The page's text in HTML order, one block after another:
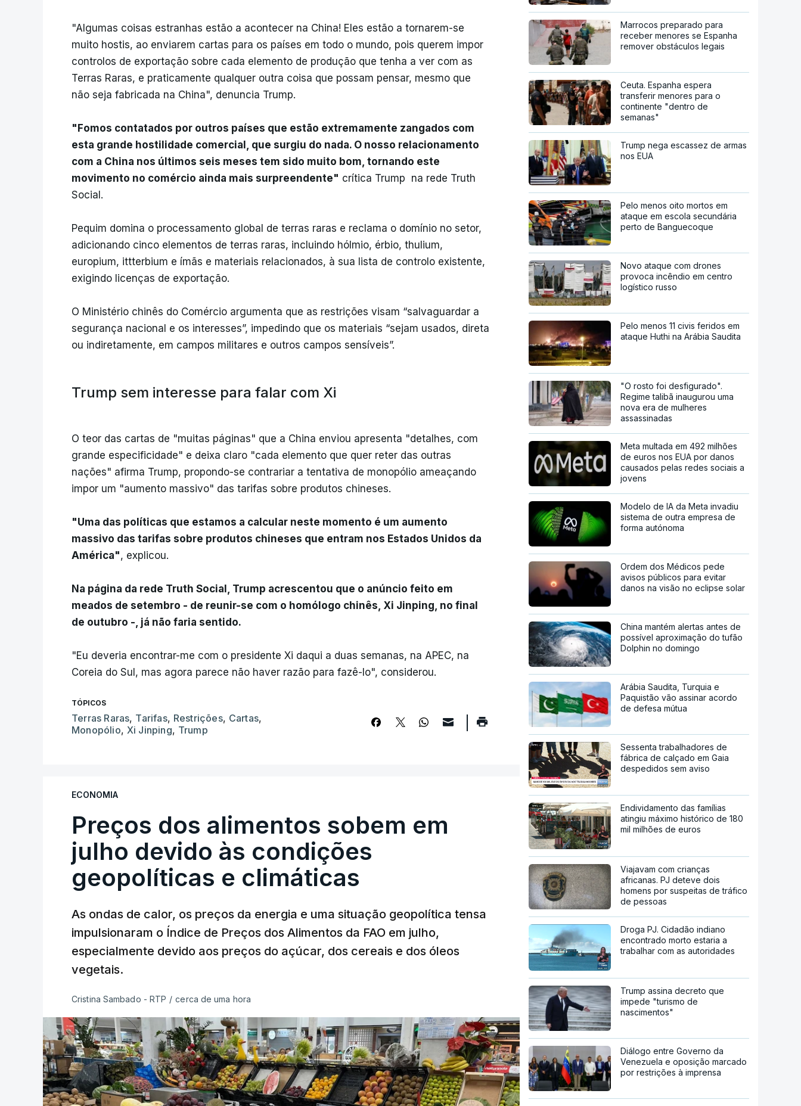
"Algumas coisas estranhas estão a acontecer na China! Eles estão a tornarem-se
muito hostis, ao enviarem cartas para os países em todo o mundo, pois querem impor
controlos de exportação sobre cada elemento de produção que tenha a ver com as
Terras Raras, e praticamente qualquer outra coisa que possam pensar, mesmo que
não seja fabricada na China", denuncia Trump.
"Fomos contatados por outros países que estão extremamente zangados com
esta grande hostilidade comercial, que surgiu do nada. O nosso relacionamento
com a China nos últimos seis meses tem sido muito bom, tornando este
movimento no comércio ainda mais surpreendente" crítica Trump na rede Truth
Social.
Pequim domina o processamento global de terras raras e reclama o domínio no setor,
adicionando cinco elementos de terras raras, incluindo hólmio, érbio, thulium,
europium, ittterbium e ímãs e materiais relacionados, à sua lista de controlo existente,
exigindo licenças de exportação.
O Ministério chinês do Comércio argumenta que as restrições visam “salvaguardar a
segurança nacional e os interesses”, impedindo que os materiais “sejam usados, direta
ou indiretamente, em campos militares e outros campos sensíveis”.
Trump sem interesse para falar com Xi
O teor das cartas de "muitas páginas" que a China enviou apresenta "detalhes, com
grande especificidade" e deixa claro "cada elemento que quer reter das outras
nações" afirma Trump, propondo-se contrariar a tentativa de monopólio ameaçando
impor um "aumento massivo" das tarifas sobre produtos chineses.
"Uma das políticas que estamos a calcular neste momento é um aumento
massivo das tarifas sobre produtos chineses que entram nos Estados Unidos da
América", explicou.
Na página da rede Truth Social, Trump acrescentou que o anúncio feito em
meados de setembro - de reunir-se com o homólogo chinês, Xi Jinping, no final
de outubro -, já não faria sentido.
"Eu deveria encontrar-me com o presidente Xi daqui a duas semanas, na APEC, na
Coreia do Sul, mas agora parece não haver razão para fazê-lo", considerou.
TÓPICOS
Terras Raras, Tarifas, Restrições, Cartas,
Monopólio, Xi Jinping, Trump
ECONOMIA
Preços dos alimentos sobem em
julho devido às condições
geopolíticas e climáticas
As ondas de calor, os preços da energia e uma situação geopolítica tensa
impulsionaram o Índice de Preços dos Alimentos da FAO em julho,
especialmente devido aos preços do açúcar, dos cereais e dos óleos
vegetais.
Cristina Sambado - RTP / cerca de uma hora
Marrocos preparado para
receber menores se Espanha
remover obstáculos legais
Ceuta. Espanha espera
transferir menores para o
continente "dentro de
semanas"
Trump nega escassez de armas
nos EUA
Pelo menos oito mortos em
ataque em escola secundária
perto de Banguecoque
Novo ataque com drones
provoca incêndio em centro
logístico russo
Pelo menos 11 civis feridos em
ataque Huthi na Arábia Saudita
"O rosto foi desfigurado".
Regime talibã inaugurou uma
nova era de mulheres
assassinadas
Meta multada em 492 milhões
de euros nos EUA por danos
causados pelas redes sociais a
jovens
Modelo de IA da Meta invadiu
sistema de outra empresa de
forma autónoma
Ordem dos Médicos pede
avisos públicos para evitar
danos na visão no eclipse solar
China mantém alertas antes de
possível aproximação do tufão
Dolphin no domingo
Arábia Saudita, Turquia e
Paquistão vão assinar acordo
de defesa mútua
Sessenta trabalhadores de
fábrica de calçado em Gaia
despedidos sem aviso
Endividamento das famílias
atingiu máximo histórico de 180
mil milhões de euros
Viajavam com crianças
africanas. PJ deteve dois
homens por suspeitas de tráfico
de pessoas
Droga PJ. Cidadão indiano
encontrado morto estaria a
trabalhar com as autoridades
Trump assina decreto que
impede "turismo de
nascimentos"
Diálogo entre Governo da
Venezuela e oposição marcado
por restrições à imprensa